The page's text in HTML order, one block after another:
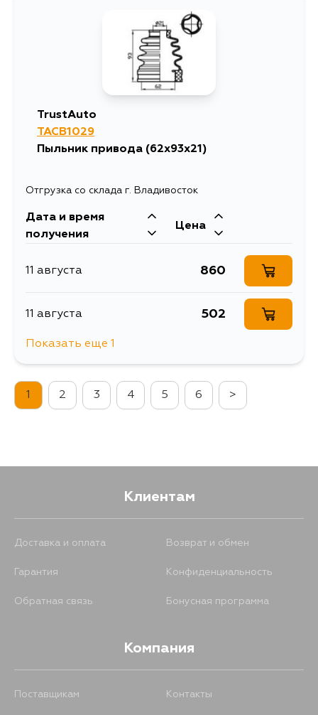
609
19 августа
TrustAuto
TACB1029
Пыльник привода (62x93x21)
Отгрузка со склада г. Владивосток
Дата и время
получения
Цена
11 августа 860
11 августа 502
Показать еще 1
1 2 3 4 5 6 >
Клиентам
Доставка и оплата Возврат и обмен
Гарантия Конфиденциальность
Обратная связь Бонусная программа
Компания
Поставщикам Контакты